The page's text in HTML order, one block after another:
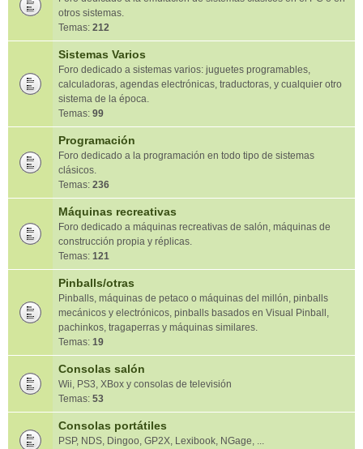
otros sistemas.
Temas: 212
Sistemas Varios
Foro dedicado a sistemas varios: juguetes programables,
calculadoras, agendas electrónicas, traductoras, y cualquier otro
sistema de la época.
Temas: 99
Programación
Foro dedicado a la programación en todo tipo de sistemas
clásicos.
Temas: 236
Máquinas recreativas
Foro dedicado a máquinas recreativas de salón, máquinas de
construcción propia y réplicas.
Temas: 121
Pinballs/otras
Pinballs, máquinas de petaco o máquinas del millón, pinballs
mecánicos y electrónicos, pinballs basados en Visual Pinball,
pachinkos, tragaperras y máquinas similares.
Temas: 19
Consolas salón
Wii, PS3, XBox y consolas de televisión
Temas: 53
Consolas portátiles
PSP, NDS, Dingoo, GP2X, Lexibook, NGage, ...